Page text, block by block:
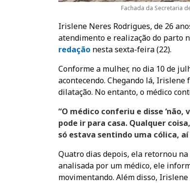
Fachada da Secretaria
Irislene Neres Rodrigues, de 26
atendimento e realização do parto
redação nesta sexta-feira (22).
Conforme a mulher, no dia 10 de
acontecendo. Chegando lá,
dilatação. No entanto, o médico
“O médico conferiu e disse
pode ir para casa. Qualquer
só estava sentindo uma cólica,
Quatro dias depois, ela retornou
analisada por um médico, ele
movimentando. Além disso,